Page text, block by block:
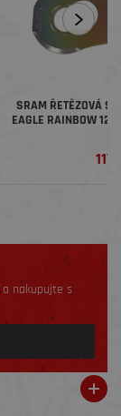
SRAM ŘETĚZOVÁ
EAGLE RAINBOW 12
117
a nakupujte s